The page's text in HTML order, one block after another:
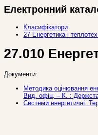
Електронний
Класифікатори
27 Енергетика і
27.010
Документи:
Методика оцінювання
Вид. офіц. – К. :
Системи енергетичні.